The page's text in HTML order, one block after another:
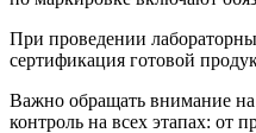
При проведении
сертификация готовой
Важно обращать внимание на
контроль на всех этапах: от